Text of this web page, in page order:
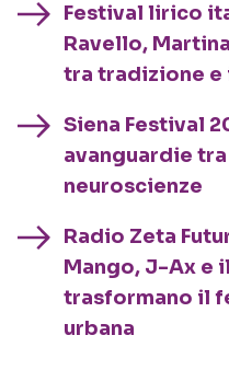
Festival lirico
Ravello,
tra tradizione e
Siena Festival
avanguardie
neuroscienze
Radio Zeta
Mango, J-Ax e
trasformano il
urbana